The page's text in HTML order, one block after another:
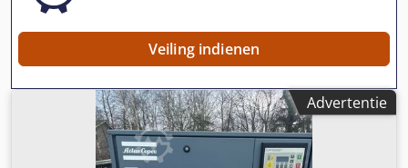
Veiling indienen
Advertentie